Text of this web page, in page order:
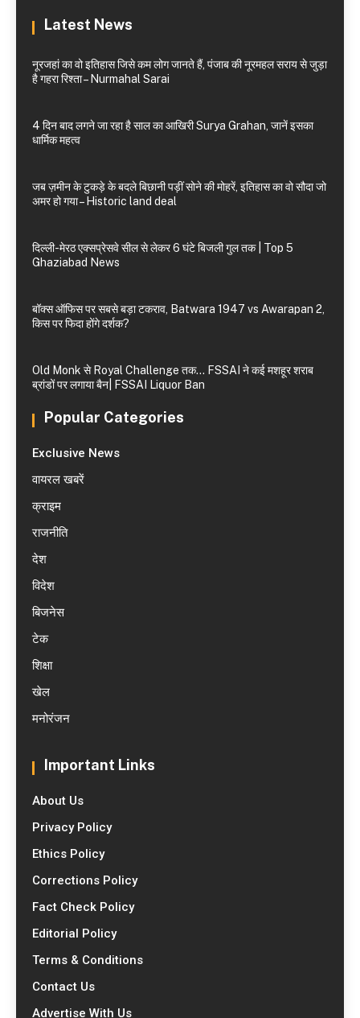
Latest News
नूरजहां का वो इतिहास जिसे कम लोग जानते हैं, पंजाब की नूरमहल सराय से जुड़ा
है गहरा रिश्ता – Nurmahal Sarai
4 दिन बाद लगने जा रहा है साल का आखिरी Surya Grahan, जानें इसका
धार्मिक महत्व
जब ज़मीन के टुकड़े के बदले बिछानी पड़ीं सोने की मोहरें, इतिहास का वो सौदा जो
अमर हो गया – Historic land deal
दिल्ली-मेरठ एक्सप्रेसवे सील से लेकर 6 घंटे बिजली गुल तक | Top 5
Ghaziabad News
बॉक्स ऑफिस पर सबसे बड़ा टकराव, Batwara 1947 vs Awarapan 2,
किस पर फिदा होंगे दर्शक?
Old Monk से Royal Challenge तक… FSSAI ने कई मशहूर शराब
ब्रांडों पर लगाया बैन| FSSAI Liquor Ban
Popular Categories
Exclusive News
वायरल खबरें
क्राइम
राजनीति
देश
विदेश
बिजनेस
टेक
शिक्षा
खेल
मनोरंजन
Important Links
About Us
Privacy Policy
Ethics Policy
Corrections Policy
Fact Check Policy
Editorial Policy
Terms & Conditions
Contact Us
Advertise With Us